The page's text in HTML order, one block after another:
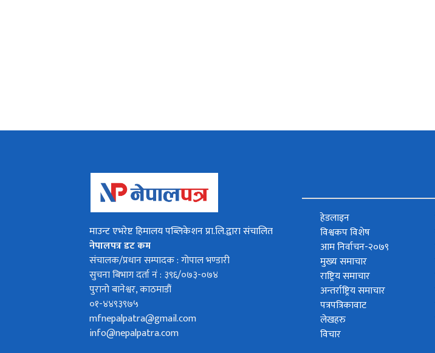
माउन्ट एभरेष्ट हिमालय पब्लिकेशन प्रा.लि.द्वारा संचालित
नेपालपत्र डट कम
संचालक/प्रधान सम्पादक : गोपाल भण्डारी
सुचना बिभाग दर्ता नं : ३९६/०७३-०७४
पुरानो बानेश्वर, काठमाडौं
०१-४४९३९७५
mfnepalpatra@gmail.com
info@nepalpatra.com
हेडलाइन
विश्वकप विशेष
आम निर्वाचन-२०७९
मुख्य समाचार
राष्ट्रिय समाचार
अन्तर्राष्ट्रिय समाचार
पत्रपत्रिकावाट
लेखहरु
विचार